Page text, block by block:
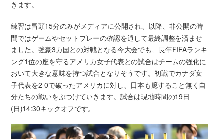
きます。
練習は冒頭15分のみがメディアに公開され、以降、非公開の時
間ではゲームやセットプレーの確認を通して最終調整を済ませ
ました。強豪3カ国との対戦となる今大会でも、長年FIFAランキ
ング1位の座を守るアメリカ女子代表との試合はチームの強化に
おいて大きな意味を持つ試合となりそうです。初戦でカナダ女
子代表を2-0で破ったアメリカに対し、日本も臆すること無く自
分たちの戦いをぶつけていきます。試合は現地時間の19日
(日)14:30キックオフです。